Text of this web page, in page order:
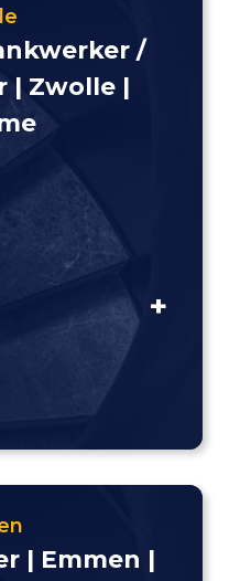
/
| Zwolle |
+
| Emmen |